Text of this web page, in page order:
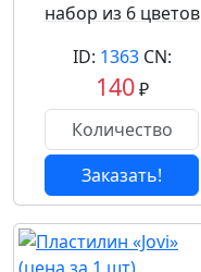
набор из 6 цветов
ID: 1363CN:
140₽
Заказать!